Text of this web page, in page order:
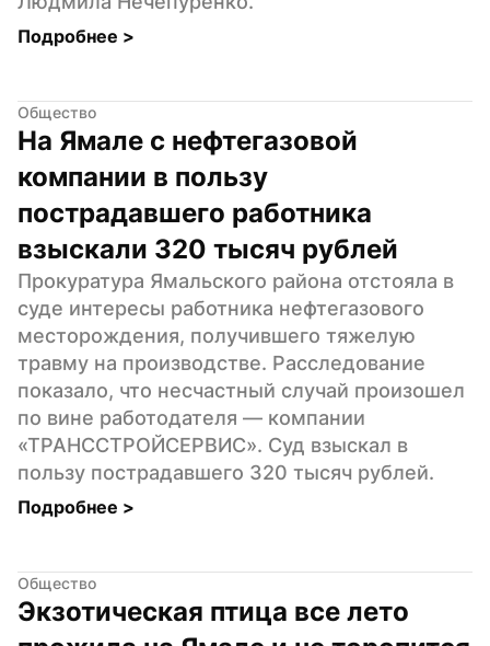
Подробнее >
Общество
На Ямале с нефтегазовой
компании в пользу
пострадавшего работника
взыскали 320 тысяч рублей
Прокуратура Ямальского района отстояла в
суде интересы работника нефтегазового
месторождения, получившего тяжелую
травму на производстве. Расследование
показало, что несчастный случай произошел
по вине работодателя — компании
«ТРАНССТРОЙСЕРВИС». Суд взыскал в
пользу пострадавшего 320 тысяч рублей.
Подробнее >
Общество
Экзотическая птица все лето